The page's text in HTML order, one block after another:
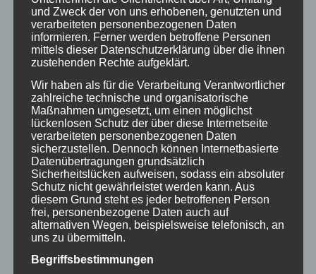
NACHTRAG SEPTEMBER
2020: Tagungen bei der
Stiftung „Leben pur“
Dieses Jahr wollte ich eigentlich an den
Veranstaltungen "Schmerz…
29. August 2021
und Zweck der von uns erhobenen, genutzten und
verarbeiteten personenbezogenen Daten
informieren. Ferner werden betroffene Personen
mittels dieser Datenschutzerklärung über die ihnen
zustehenden Rechte aufgeklärt.
Wir haben als für die Verarbeitung Verantwortlicher
zahlreiche technische und organisatorische
Maßnahmen umgesetzt, um einen möglichst
lückenlosen Schutz der über diese Internetseite
verarbeiteten personenbezogenen Daten
sicherzustellen. Dennoch können Internetbasierte
Datenübertragungen grundsätzlich
Sicherheitslücken aufweisen, sodass ein absoluter
Schutz nicht gewährleistet werden kann. Aus
diesem Grund steht es jeder betroffenen Person
frei, personenbezogene Daten auch auf
alternativen Wegen, beispielsweise telefonisch, an
uns zu übermitteln.
Begriffsbestimmungen